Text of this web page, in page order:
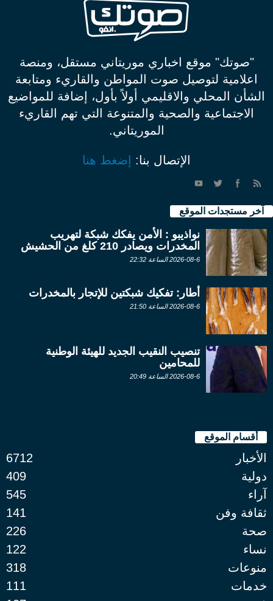
"صوتك" موقع اخباري موريتاني مستقل، ومنصة
اعلامية لتوصيل صوت المواطن والقاريء ومتابعة
الشأن المحلي والاقليمي أولاً بأول، إضافة للمواضيع
الاجتماعية والصحية والمتنوعة التي تهم القاريء
الموريتاني.
الإتصال بنا: إضغط هنا
آخر مستجدات الموقع
نواذيبو : الأمن يفكك شبكة لتهريب
المخدرات ويصادر 210 كلغ من الحشيش
2026-08-6 الساعة 22:32
أطار: تفكيك شبكتين للإتجار بالمخدرات
2026-08-6 الساعة 21:50
تنصيب النقيب الجديد للهيئة الوطنية
للمحامين
2026-08-6 الساعة 20:49
أقسام الموقع
الأخبار
6712
دولية
409
آراء
545
ثقافة وفن
141
صحة
226
نساء
122
منوعات
318
خدمات
111